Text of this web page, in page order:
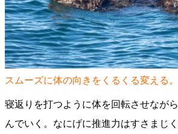
スムーズに体の向きをくるくる変える。
寝返りを打つように体を回転させなが
んでいく。なにげに推進力はすさまじ